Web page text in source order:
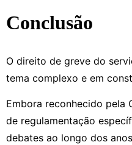
Conclusão
O direito de greve do
tema complexo e em
Embora reconhecido pela
de regulamentação
debates ao longo dos